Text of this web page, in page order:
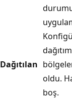
Dağıtılan
oldu.
boş.